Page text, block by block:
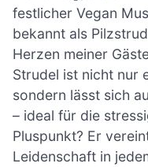
festlicher Vegan
bekannt als
Herzen meiner
Strudel ist nicht nur
sondern lässt sich
– ideal für die
Pluspunkt? Er
Leidenschaft in